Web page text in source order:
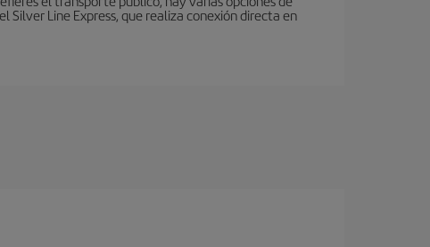
Line Express, que realiza conexión directa en